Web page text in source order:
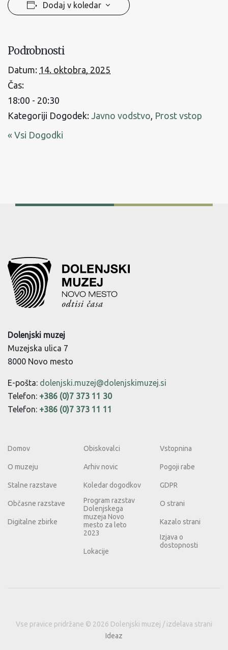
Dodaj v koledar
Podrobnosti
Datum: 14. oktobra, 2025
Čas:
18:00 - 20:30
Kategoriji Dogodek: Javno vodstvo, Prost vstop
« Vsi Dogodki
Dolenjski muzej
Muzejska ulica 7
8000 Novo mesto
E-pošta: dolenjski.muzej@dolenjskimuzej.si
Telefon: +386 (0)7 373 11 30
Telefon: +386 (0)7 373 11 11
Domov
O muzeju
Stalne razstave
Občasne razstave
Digitalne zbirke
Obiskovalci
Arhiv novic
Koledar dogodkov
Program razstav
Dolenjskega
muzeja Novo
mesto za leto
2023
Lokacije
Vstopnina
Pogoji rabe
GDPR
O strani
Kazalo strani
Izjava o
dostopnosti
Vse pravice pridržane © 2026 Dolenjski muzej / izdelava strani
Ideaz